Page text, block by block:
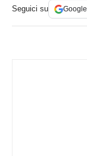
Seguici su Google